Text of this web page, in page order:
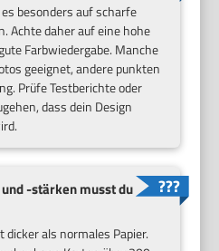
besonders auf scharfe
Achte daher auf eine hohe
Farbwiedergabe. Manche
geeignet, andere punkten
Prüfe Testberichte oder
dass dein Design
-stärken musst du
als normales Papier.